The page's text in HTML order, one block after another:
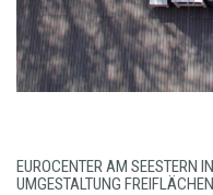
EUROCENTER AM SEESTERN
UMGESTALTUNG FREIFLÄCHEN